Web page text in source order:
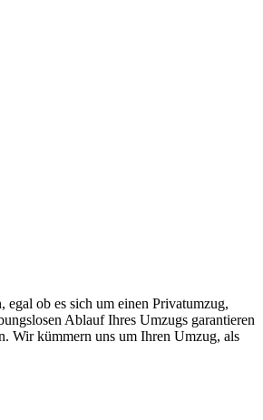
ob es sich um einen Privatumzug,
Ablauf Ihres Umzugs garantieren
Wir kümmern uns um Ihren Umzug, als